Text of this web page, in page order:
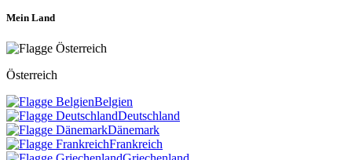
Mein Land
Österreich
Belgien
Deutschland
Dänemark
Frankreich